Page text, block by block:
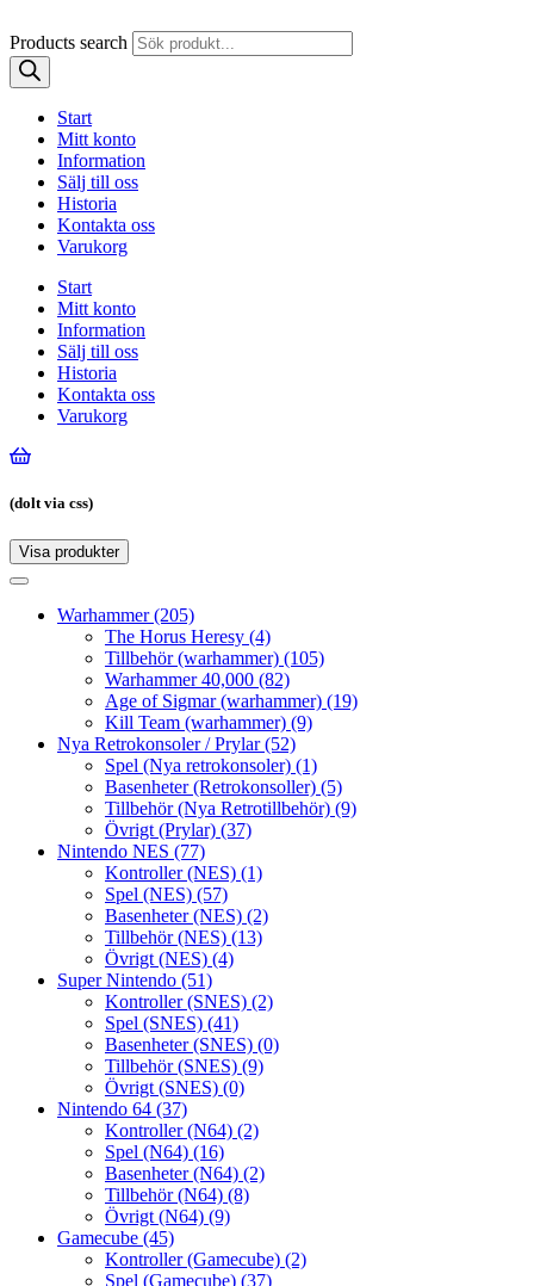
Products search
Start
Mitt konto
Information
Sälj till oss
Historia
Kontakta oss
Varukorg
Start
Mitt konto
Information
Sälj till oss
Historia
Kontakta oss
Varukorg
(dolt via css)
Visa produkter
Toggle
Toggle
navigationWarhammer(205)
The Horus Heresy (4)
Tillbehör (warhammer) (105)
Warhammer 40,000 (82)
Age of Sigmar (warhammer) (19)
Kill Team (warhammer) (9)
Nya Retrokonsoler / Prylar(52)
Spel (Nya retrokonsoler) (1)
Basenheter (Retrokonsoller) (5)
Tillbehör (Nya Retrotillbehör) (9)
Övrigt (Prylar) (37)
Nintendo NES (77)
Kontroller (NES) (1)
Spel (NES) (57)
Basenheter (NES) (2)
Tillbehör (NES) (13)
Övrigt (NES) (4)
Super Nintendo (51)
Kontroller (SNES) (2)
Spel (SNES) (41)
Basenheter (SNES) (0)
Tillbehör (SNES) (9)
Övrigt (SNES) (0)
Nintendo 64 (37)
Kontroller (N64) (2)
Spel (N64) (16)
Basenheter (N64) (2)
Tillbehör (N64) (8)
Övrigt (N64) (9)
Gamecube (45)
Kontroller (Gamecube) (2)
Spel (Gamecube) (37)